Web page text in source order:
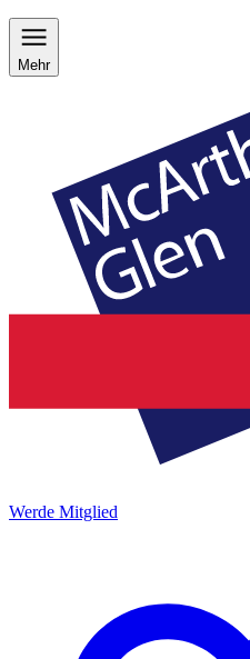
Mehr
Werde Mitglied